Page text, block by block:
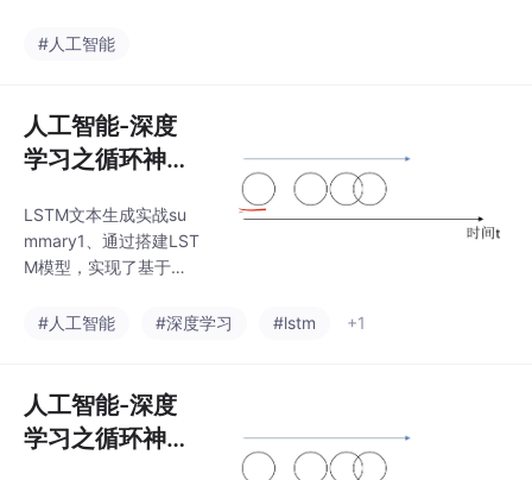
现机器学习的一种技
习，然后对真实世界中
是事务进行决策和预
测。如垃圾邮件检测，
习：模仿人类神经网
络，建立模型，进行数
据分析。如，人脸识
驶。
#人工智能
人工智能-深度
学习之循环神经
LSTM文本生成实战su
mmary1、通过搭建LST
M模型，实现了基于文
能；2、学习了文本加
预处理方法，并熟悉了
转化数据的结构；4、
实现了对新文本数据的
#人工智能 #深度学习 #lstm +1
人工智能-深度
学习之循环神经